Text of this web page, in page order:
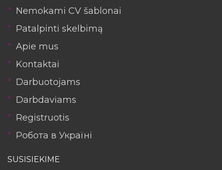
Nemokami CV šablonai
Patalpinti skelbimą
Apie mus
Kontaktai
Darbuotojams
Darbdaviams
Registruotis
Робота в Україні
SUSISIEKIME